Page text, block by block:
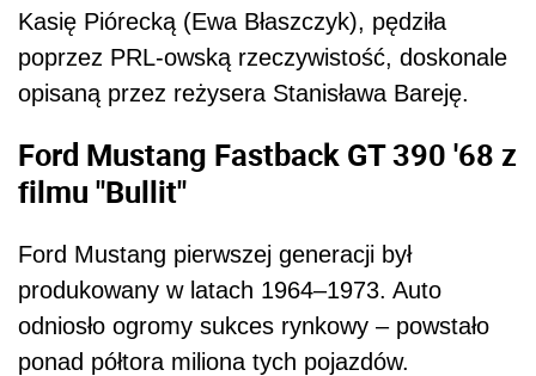
Kasię Piórecką (Ewa Błaszczyk), pędziła
poprzez PRL-owską rzeczywistość, doskonale
opisaną przez reżysera Stanisława Bareję.
Ford Mustang Fastback GT 390 '68 z
filmu "Bullit"
Ford Mustang pierwszej generacji był
produkowany w latach 1964–1973. Auto
odniosło ogromy sukces rynkowy – powstało
ponad półtora miliona tych pojazdów.